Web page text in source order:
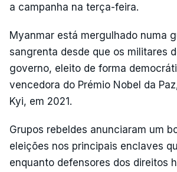
a campanha na terça-feira.
Myanmar está mergulhado numa
sangrenta desde que os militares
governo, eleito de forma
vencedora do Prémio Nobel da
Kyi, em 2021.
Grupos rebeldes anunciaram um
eleições nos principais enclaves
enquanto defensores dos direitos